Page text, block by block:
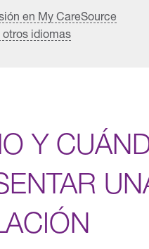
en My CareSource
otros idiomas
Y